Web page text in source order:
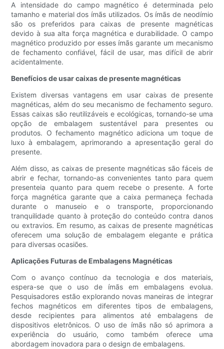
A intensidade do campo magnético é determinada pelo
tamanho e material dos ímãs utilizados. Os ímãs de neodímio
são os preferidos para caixas de presente magnéticas
devido à sua alta força magnética e durabilidade. O campo
magnético produzido por esses ímãs garante um mecanismo
de fechamento confiável, fácil de usar, mas difícil de abrir
acidentalmente.
Benefícios de usar caixas de presente magnéticas
Existem diversas vantagens em usar caixas de presente
magnéticas, além do seu mecanismo de fechamento seguro.
Essas caixas são reutilizáveis ​​e ecológicas, tornando-se uma
opção de embalagem sustentável para presentes ou
produtos. O fechamento magnético adiciona um toque de
luxo à embalagem, aprimorando a apresentação geral do
presente.
Além disso, as caixas de presente magnéticas são fáceis de
abrir e fechar, tornando-as convenientes tanto para quem
presenteia quanto para quem recebe o presente. A forte
força magnética garante que a caixa permaneça fechada
durante o manuseio e o transporte, proporcionando
tranquilidade quanto à proteção do conteúdo contra danos
ou extravios. Em resumo, as caixas de presente magnéticas
oferecem uma solução de embalagem elegante e prática
para diversas ocasiões.
Aplicações Futuras de Embalagens Magnéticas
Com o avanço contínuo da tecnologia e dos materiais,
espera-se que o uso de ímãs em embalagens evolua.
Pesquisadores estão explorando novas maneiras de integrar
fechos magnéticos em diferentes tipos de embalagens,
desde recipientes para alimentos até embalagens de
dispositivos eletrônicos. O uso de ímãs não só aprimora a
experiência do usuário, como também oferece uma
abordagem inovadora para o design de embalagens.